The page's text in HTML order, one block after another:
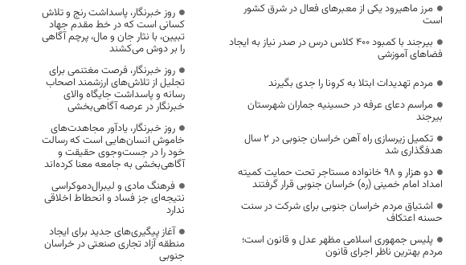
مرز ماهیرود یکی از معبرهای فعال در شرق کشور
است
بیرجند با کمبود ۴۰۰ کلاس درس در صدر نیاز به ایجاد
فضاهای آموزشی
مردم تهدیدات ابتلا به کرونا را جدی بگیرند
مراسم دعای عرفه در حسینیه جماران شهرستان
بیرجند
تکمیل زیرسازی راه آهن خراسان جنوبی در ۲ سال
هدفگذاری شد
دو هزار و 98 خانواده مستاجر تحت حمایت کمیته
امداد امام خمینی (ره) خراسان جنوبی قرار گرفتند
اشتیاق مردم خراسان جنوبی برای شرکت در سنت
حسنه اعتکاف
پلیس جمهوری اسلامی مظهر عدل و قانون است؛
مردم بهترین ناظر اجرای قانون
روز خبرنگار، پاسداشت رنج و تلاش
کسانی است که در خط مقدم جهاد
تبیین، با نثار جان و مال، پرچم آگاهی
را بر دوش می‌کشند
روز خبرنگار، فرصت مغتنمی برای
تجلیل از تلاش‌های ارزشمند اصحاب
رسانه و پاسداشت جایگاه والای
خبرنگار در عرصه آگاهی‌بخشی
روز خبرنگار، یادآور مجاهدت‌های
خاموش انسان‌هایی است که رسالت
خود را در جست‌وجوی حقیقت و
آگاهی‌بخشی به جامعه معنا کرده‌اند
فرهنگ مادی و لیبرال‌دموکراسی
نتیجه‌ای جز فساد و انحطاط اخلاقی
ندارد
آغاز پیگیری‌های جدید برای ایجاد
منطقه آزاد تجاری صنعتی در خراسان
جنوبی